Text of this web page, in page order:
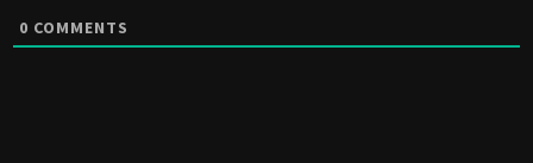
0 COMMENTS